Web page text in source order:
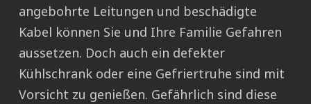
angebohrte Leitungen und beschädigte
Kabel können Sie und Ihre Familie Gefahren
aussetzen. Doch auch ein defekter
Kühlschrank oder eine Gefriertruhe sind mit
Vorsicht zu genießen. Gefährlich sind diese